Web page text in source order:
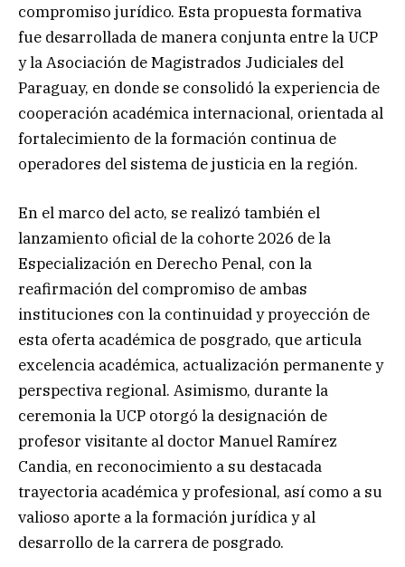
compromiso jurídico. Esta propuesta formativa
fue desarrollada de manera conjunta entre la UCP
y la Asociación de Magistrados Judiciales del
Paraguay, en donde se consolidó la experiencia de
cooperación académica internacional, orientada al
fortalecimiento de la formación continua de
operadores del sistema de justicia en la región.
En el marco del acto, se realizó también el
lanzamiento oficial de la cohorte 2026 de la
Especialización en Derecho Penal, con la
reafirmación del compromiso de ambas
instituciones con la continuidad y proyección de
esta oferta académica de posgrado, que articula
excelencia académica, actualización permanente y
perspectiva regional. Asimismo, durante la
ceremonia la UCP otorgó la designación de
profesor visitante al doctor Manuel Ramírez
Candia, en reconocimiento a su destacada
trayectoria académica y profesional, así como a su
valioso aporte a la formación jurídica y al
desarrollo de la carrera de posgrado.